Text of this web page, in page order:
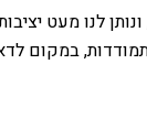
לנו מעט
במקום